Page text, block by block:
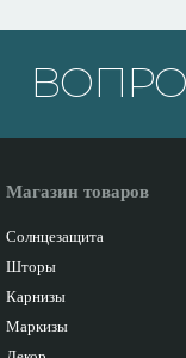
Магазин товаров
Солнцезащита
Шторы
Карнизы
Маркизы